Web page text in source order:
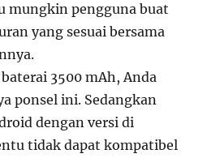
mungkin pengguna buat
yang sesuai bersama
3500 mAh, Anda
ponsel ini. Sedangkan
dengan versi di
tidak dapat kompatibel